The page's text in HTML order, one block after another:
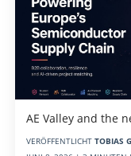
AE Valley and the
VERÖFFENTLICHT TOBIAS